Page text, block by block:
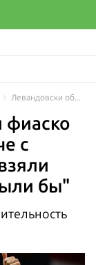
фиаско
с
бы"